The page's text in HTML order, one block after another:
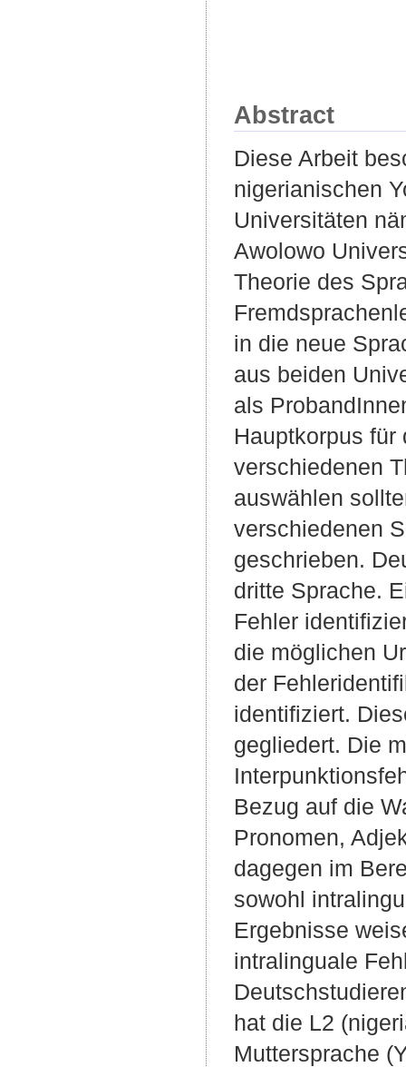
Abstract
Diese Arbeit
nigerianischen
Universitäten
Awolowo
Theorie des
in die neue
aus beiden
als
Hauptkorpus für
verschiedenen
auswählen
verschiedenen
geschrieben.
dritte Sprache.
Fehler
die möglichen
der
identifiziert.
gegliedert. Die
Bezug auf die
Pronomen,
dagegen im
sowohl
Ergebnisse
intralinguale
hat die L2
Muttersprache